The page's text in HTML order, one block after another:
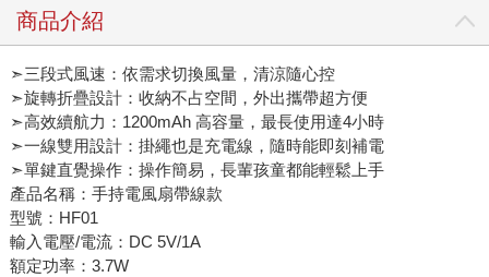
商品介紹
➣三段式風速：依需求切換風量，清涼隨心控
➣旋轉折疊設計：收納不占空間，外出攜帶超方便
➣高效續航力：1200mAh 高容量，最長使用達4小時
➣一線雙用設計：掛繩也是充電線，隨時能即刻補電
➣單鍵直覺操作：操作簡易，長輩孩童都能輕鬆上手
產品名稱：手持電風扇帶線款
型號：HF01
輸入電壓/電流：DC 5V/1A
額定功率：3.7W